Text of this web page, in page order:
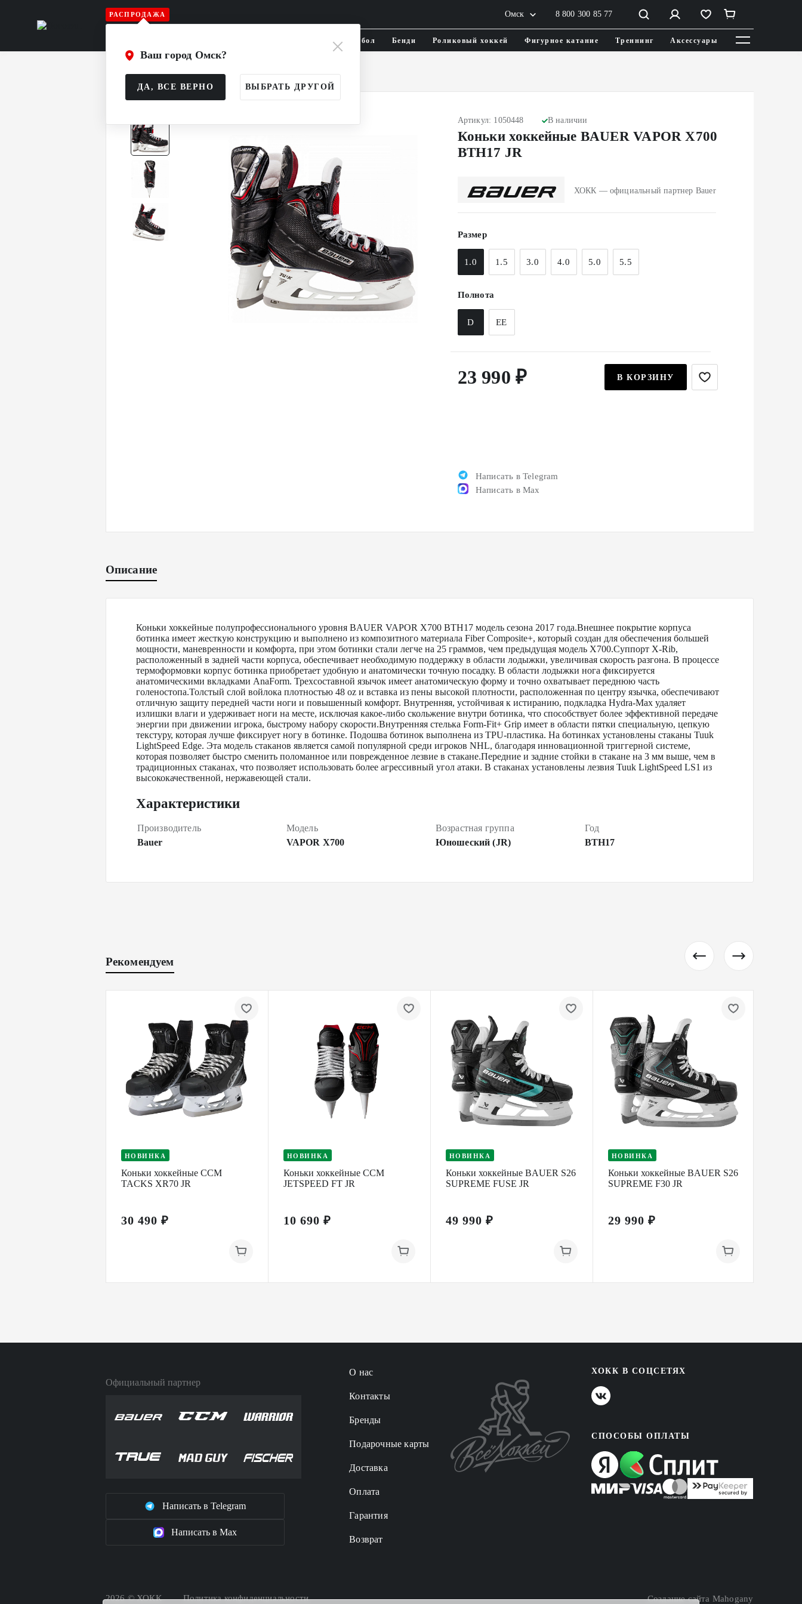
РАСПРОДАЖА Омск 8 800 300 85 77
Флорбол Бенди Роликовый хоккей Фигурное катание Треннинг Аксессуары
Ваш город Омск?
ДА, ВСЕ ВЕРНО ВЫБРАТЬ ДРУГОЙ
Главная Каталог Игрок Коньки Юношеские (JR)
Артикул: 1050448 В наличии
Коньки хоккейные BAUER VAPOR X700
BTH17 JR
ХОКК — официальный партнер Bauer
Размер
1.0 1.5 3.0 4.0 5.0 5.5
Полнота
D EE
23 990 ₽ В КОРЗИНУ
Написать в Telegram
Написать в Max
Описание
Коньки хоккейные полупрофессионального уровня BAUER VAPOR X700 BTH17 модель сезона 2017 года.Внешнее покрытие корпуса
ботинка имеет жесткую конструкцию и выполнено из композитного материала Fiber Composite+, который создан для обеспечения большей
мощности, маневренности и комфорта, при этом ботинки стали легче на 25 граммов, чем предыдущая модель X700.Суппорт X-Rib,
расположенный в задней части корпуса, обеспечивает необходимую поддержку в области лодыжки, увеличивая скорость разгона. В процессе
термоформовки корпус ботинка приобретает удобную и анатомически точную посадку. В области лодыжки нога фиксируется
анатомическими вкладками AnaForm. Трехсоставной язычок имеет анатомическую форму и точно охватывает переднюю часть
голеностопа.Толстый слой войлока плотностью 48 oz и вставка из пены высокой плотности, расположенная по центру язычка, обеспечивают
отличную защиту передней части ноги и повышенный комфорт. Внутренняя, устойчивая к истиранию, подкладка Hydra-Max удаляет
излишки влаги и удерживает ноги на месте, исключая какое-либо скольжение внутри ботинка, что способствует более эффективной передаче
энергии при движении игрока, быстрому набору скорости.Внутренняя стелька Form-Fit+ Grip имеет в области пятки специальную, цепкую
текстуру, которая лучше фиксирует ногу в ботинке. Подошва ботинок выполнена из TPU-пластика. На ботинках установлены стаканы Tuuk
LightSpeed Edge. Эта модель стаканов является самой популярной среди игроков NHL, благодаря инновационной триггерной системе,
которая позволяет быстро сменить поломанное или поврежденное лезвие в стакане.Передние и задние стойки в стакане на 3 мм выше, чем в
традиционных стаканах, что позволяет использовать более агрессивный угол атаки. В стаканах установлены лезвия Tuuk LightSpeed LS1 из
высококачественной, нержавеющей стали.
Характеристики
Производитель
Bauer
Модель
VAPOR X700
Возрастная группа
Юношеский (JR)
Год
BTH17
Рекомендуем
НОВИНКА
Коньки хоккейные CCM
TACKS XR70 JR
30 490 ₽
НОВИНКА
Коньки хоккейные CCM
JETSPEED FT JR
10 690 ₽
НОВИНКА
Коньки хоккейные BAUER S26
SUPREME FUSE JR
49 990 ₽
НОВИНКА
Коньки хоккейные BAUER S26
SUPREME F30 JR
29 990 ₽
Официальный партнер
Написать в Telegram
Написать в Max
О нас
Контакты
Бренды
Подарочные карты
Доставка
Оплата
Гарантия
Возврат
ХОКК В СОЦСЕТЯХ
СПОСОБЫ ОПЛАТЫ
2026 © ХОКК Политика конфиденциальности Создание сайта Mahogany